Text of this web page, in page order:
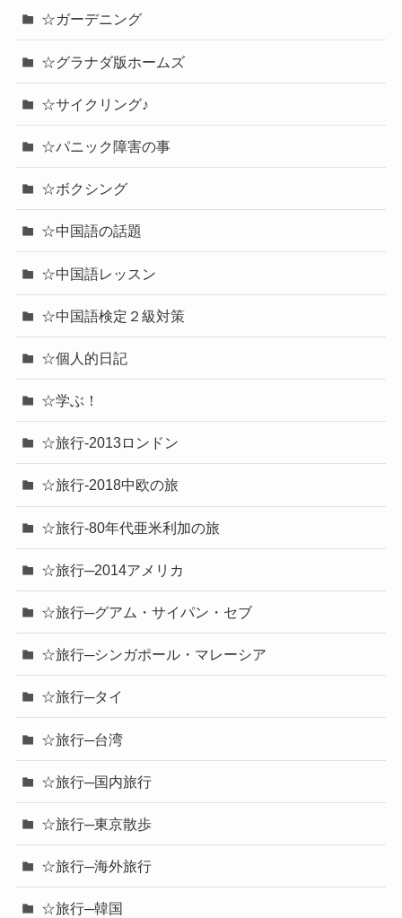
☆ガーデニング
☆グラナダ版ホームズ
☆サイクリング♪
☆パニック障害の事
☆ボクシング
☆中国語の話題
☆中国語レッスン
☆中国語検定２級対策
☆個人的日記
☆学ぶ！
☆旅行-2013ロンドン
☆旅行-2018中欧の旅
☆旅行-80年代亜米利加の旅
☆旅行─2014アメリカ
☆旅行─グアム・サイパン・セブ
☆旅行─シンガポール・マレーシア
☆旅行─タイ
☆旅行─台湾
☆旅行─国内旅行
☆旅行─東京散歩
☆旅行─海外旅行
☆旅行─韓国